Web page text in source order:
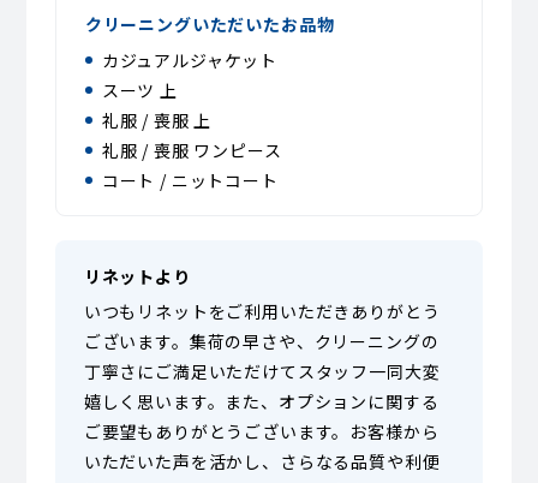
クリーニングいただいたお品物
カジュアルジャケット
スーツ 上
礼服 / 喪服 上
礼服 / 喪服 ワンピース
コート / ニットコート
リネットより
いつもリネットをご利用いただきありがとう
ございます。集荷の早さや、クリーニングの
丁寧さにご満足いただけてスタッフ一同大変
嬉しく思います。また、オプションに関する
ご要望もありがとうございます。お客様から
いただいた声を活かし、さらなる品質や利便